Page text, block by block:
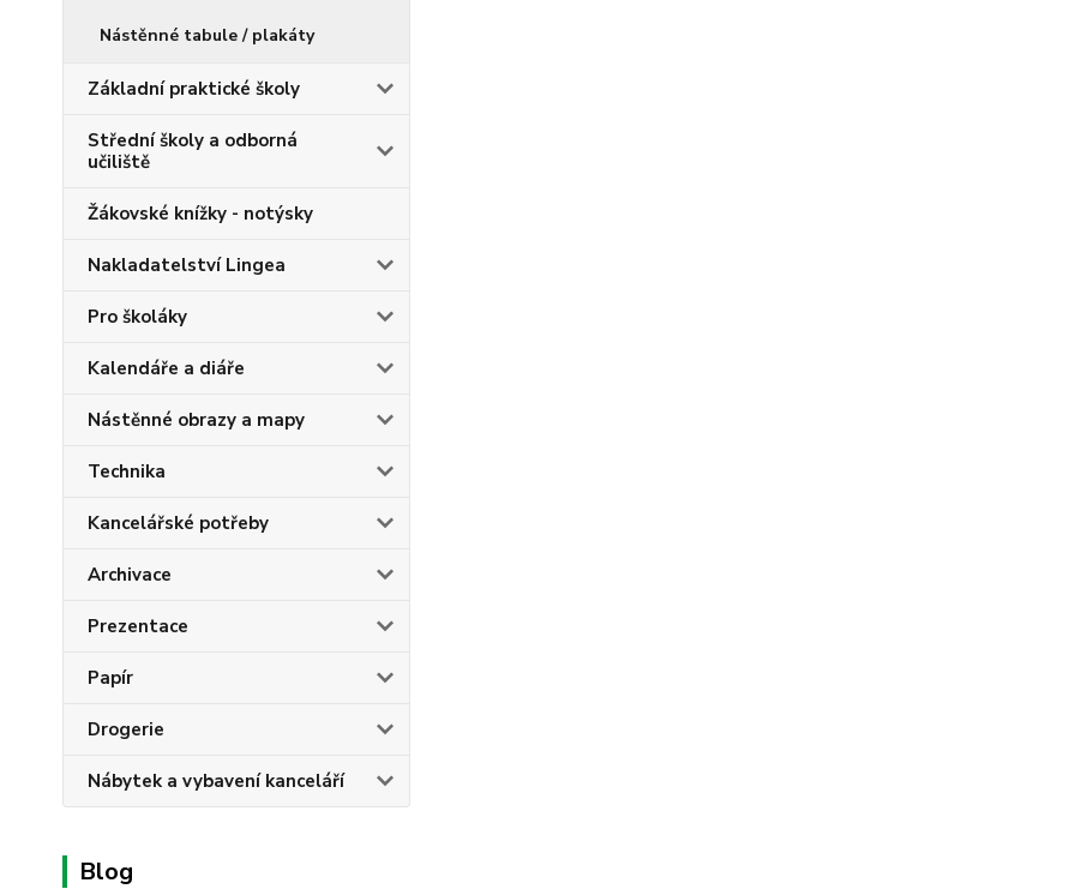
Nástěnné tabule / plakáty
Základní praktické školy
Střední školy a odborná
učiliště
Žákovské knížky - notýsky
Nakladatelství Lingea
Pro školáky
Kalendáře a diáře
Nástěnné obrazy a mapy
Technika
Kancelářské potřeby
Archivace
Prezentace
Papír
Drogerie
Nábytek a vybavení kanceláří
Blog